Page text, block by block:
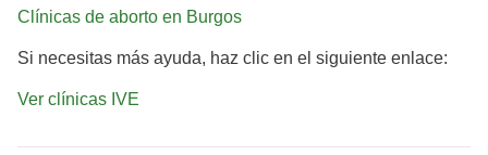
Clínicas de aborto en Burgos
Si necesitas más ayuda, haz clic en el siguiente enlace:
Ver clínicas IVE